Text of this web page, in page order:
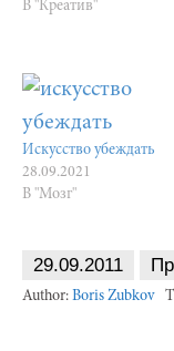
В "Креатив"
Искусство убеждать
28.09.2021
В "Мозг"
29.09.2011
Author: Boris Zubkov